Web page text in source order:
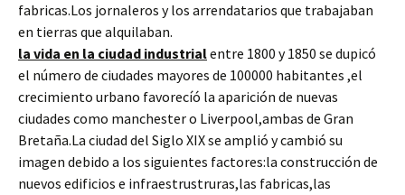
fabricas.Los jornaleros y los arrendatarios que trabajaban
en tierras que alquilaban.
la vida en la ciudad industrialentre 1800 y 1850 se dupicó
el número de ciudades mayores de 100000 habitantes ,el
crecimiento urbano favorecíó la aparición de nuevas
ciudades como manchester o Liverpool,ambas de Gran
Bretaña.La ciudad del Siglo XIX se amplió y cambió su
imagen debido a los siguientes factores:la construcción de
nuevos edificios e infraestrustruras,las fabricas,las